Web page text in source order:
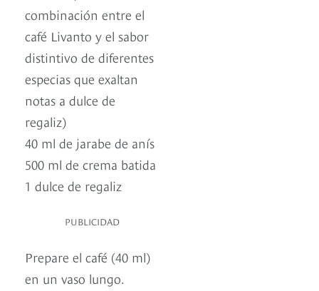
combinación entre el
café Livanto y el sabor
distintivo de diferentes
especias que exaltan
notas a dulce de
regaliz)
40 ml de jarabe de anís
500 ml de crema batida
1 dulce de regaliz
PUBLICIDAD
Prepare el café (40 ml)
en un vaso lungo.